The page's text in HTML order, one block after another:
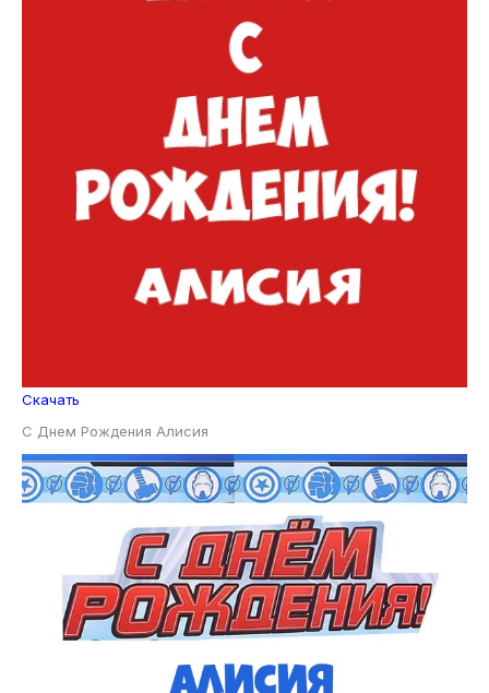
Скачать
С Днем Рождения Алисия